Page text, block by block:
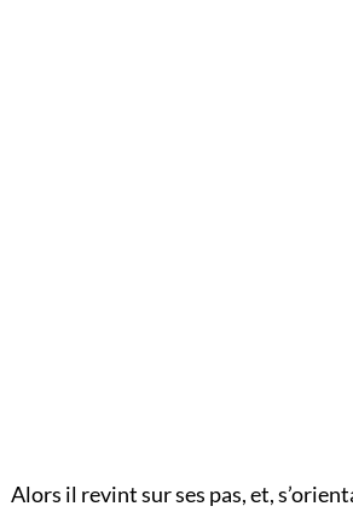
Alors il revint sur ses pas, et,